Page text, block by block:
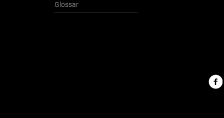
Glossar
Nimbus